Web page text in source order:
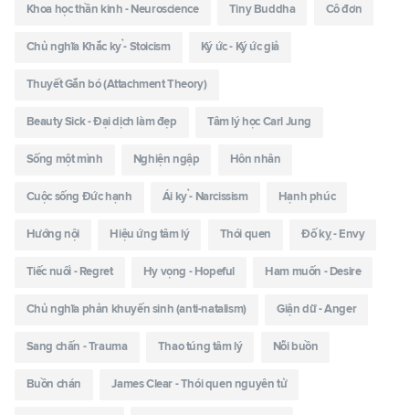
Khoa học thần kinh - Neuroscience Tiny Buddha Cô đơn
Chủ nghĩa Khắc kỷ - Stoicism Ký ức - Ký ức giả
Thuyết Gắn bó (Attachment Theory)
Beauty Sick - Đại dịch làm đẹp Tâm lý học Carl Jung
Sống một mình Nghiện ngập Hôn nhân
Cuộc sống Đức hạnh Ái kỷ - Narcissism Hạnh phúc
Hướng nội Hiệu ứng tâm lý Thói quen Đố kỵ - Envy
Tiếc nuối - Regret Hy vọng - Hopeful Ham muốn - Desire
Chủ nghĩa phản khuyến sinh (anti-natalism) Giận dữ - Anger
Sang chấn - Trauma Thao túng tâm lý Nỗi buồn
Buồn chán James Clear - Thói quen nguyên tử